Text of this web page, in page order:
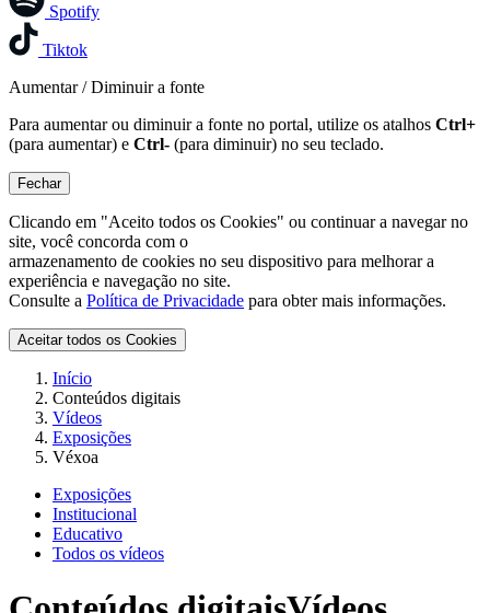
Spotify
Tiktok
Aumentar / Diminuir a fonte
Para aumentar ou diminuir a fonte no portal, utilize os atalhos Ctrl+
(para aumentar) e Ctrl- (para diminuir) no seu teclado.
Fechar
Clicando em "Aceito todos os Cookies" ou continuar a navegar no
site, você concorda com o
armazenamento de cookies no seu dispositivo para melhorar a
experiência e navegação no site.
Consulte a Política de Privacidade para obter mais informações.
Aceitar todos os Cookies
Início
Conteúdos digitais
Vídeos
Exposições
Véxoa
Exposições
Institucional
Educativo
Todos os vídeos